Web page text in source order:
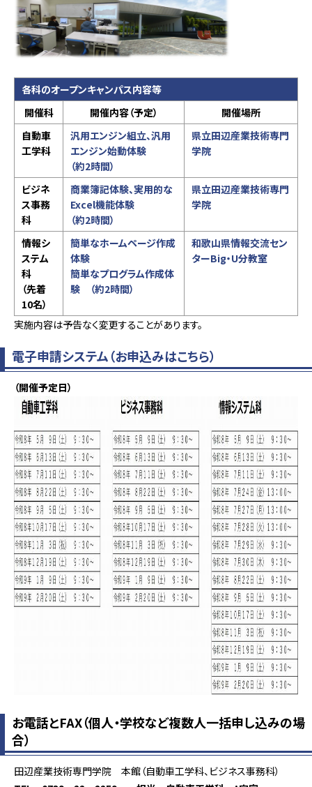
各科のオープンキャンパス内容等
開催科
開催内容（予定）
開催場所
自動車
工学科
汎用エンジン組立、汎用
エンジン始動体験
（約2時間）
県立田辺産業技術専門
学院
ビジネ
ス事務
科
商業簿記体験、実用的な
Excel機能体験
（約2時間）
県立田辺産業技術専門
学院
情報シ
ステム
科
（先着
10名）
簡単なホームページ作成
体験
簡単なプログラム作成体
験
（約2時間）
和歌山県情報交流セン
ターBig・U分教室
実施内容は予告なく変更することがあります。
電子申請システム（お申込みはこちら）
（開催予定日）
お電話とFAX（個人・学校など複数人一括申し込みの場
合）
田辺産業技術専門学院 本館（自動車工学科、ビジネス事務科）